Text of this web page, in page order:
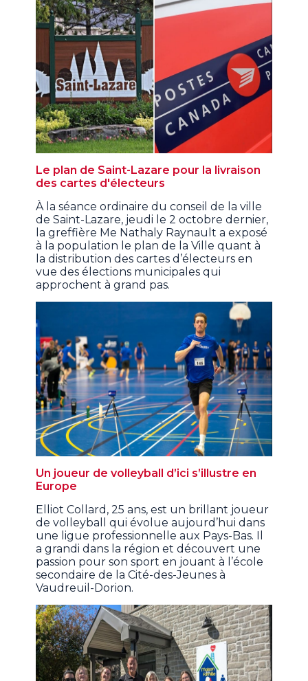
Le plan de Saint-Lazare pour la livraison
des cartes d'électeurs
À la séance ordinaire du conseil de la ville
de Saint-Lazare, jeudi le 2 octobre dernier,
la greffière Me Nathaly Raynault a exposé
à la population le plan de la Ville quant à
la distribution des cartes d’électeurs en
vue des élections municipales qui
approchent à grand pas.
Un joueur de volleyball d’ici s’illustre en
Europe
Elliot Collard, 25 ans, est un brillant joueur
de volleyball qui évolue aujourd’hui dans
une ligue professionnelle aux Pays-Bas. Il
a grandi dans la région et découvert une
passion pour son sport en jouant à l’école
secondaire de la Cité-des-Jeunes à
Vaudreuil-Dorion.